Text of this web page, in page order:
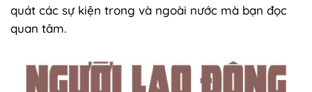
quát các sự kiện trong và ngoài nước mà bạn đọc
quan tâm.